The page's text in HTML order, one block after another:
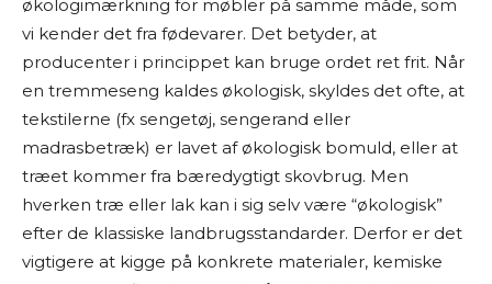
økologimærkning for møbler på samme måde, som
vi kender det fra fødevarer. Det betyder, at
producenter i princippet kan bruge ordet ret frit. Når
en tremmeseng kaldes økologisk, skyldes det ofte, at
tekstilerne (fx sengetøj, sengerand eller
madrasbetræk) er lavet af økologisk bomuld, eller at
træet kommer fra bæredygtigt skovbrug. Men
hverken træ eller lak kan i sig selv være “økologisk”
efter de klassiske landbrugsstandarder. Derfor er det
vigtigere at kigge på konkrete materialer, kemiske